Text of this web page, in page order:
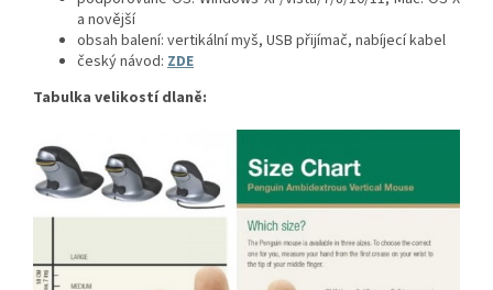
a novější
obsah balení: vertikální myš, USB přijímač, nabíjecí kabel
český návod: ZDE
Tabulka velikostí dlaně: